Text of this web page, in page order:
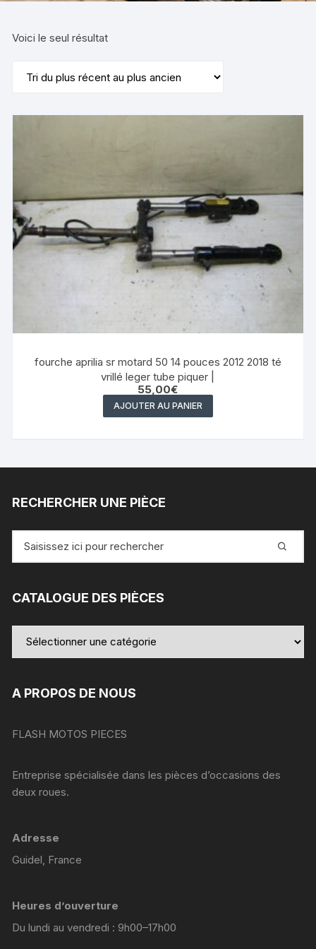
Voici le seul résultat
fourche aprilia sr motard 50 14 pouces 2012 2018 té
55,00€
AJOUTER AU PANIER
RECHERCHER UNE PIÈCE
pour
CATALOGUE DES PIÈCES
A PROPOS DE NOUS
FLASH MOTOS PIECES
Entreprise spécialisée dans les pièces d’occasions des
deux roues.
Adresse
Guidel, France
Heures d’ouverture
Du lundi au vendredi : 9h00–17h00